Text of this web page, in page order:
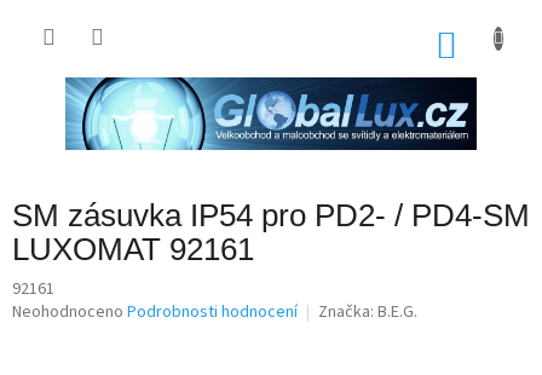
SM zásuvka IP54 pro PD2- / PD4-SM
LUXOMAT 92161
92161
Průměrné
Neohodnoceno Podrobnosti hodnocení Značka: B.E.G.